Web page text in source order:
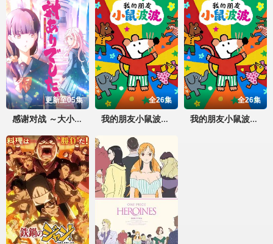
更新至05集
感谢对战 ～大小姐才不玩格斗游戏～
全26集
我的朋友小鼠波波英语
全26集
我的朋友小鼠波波国语